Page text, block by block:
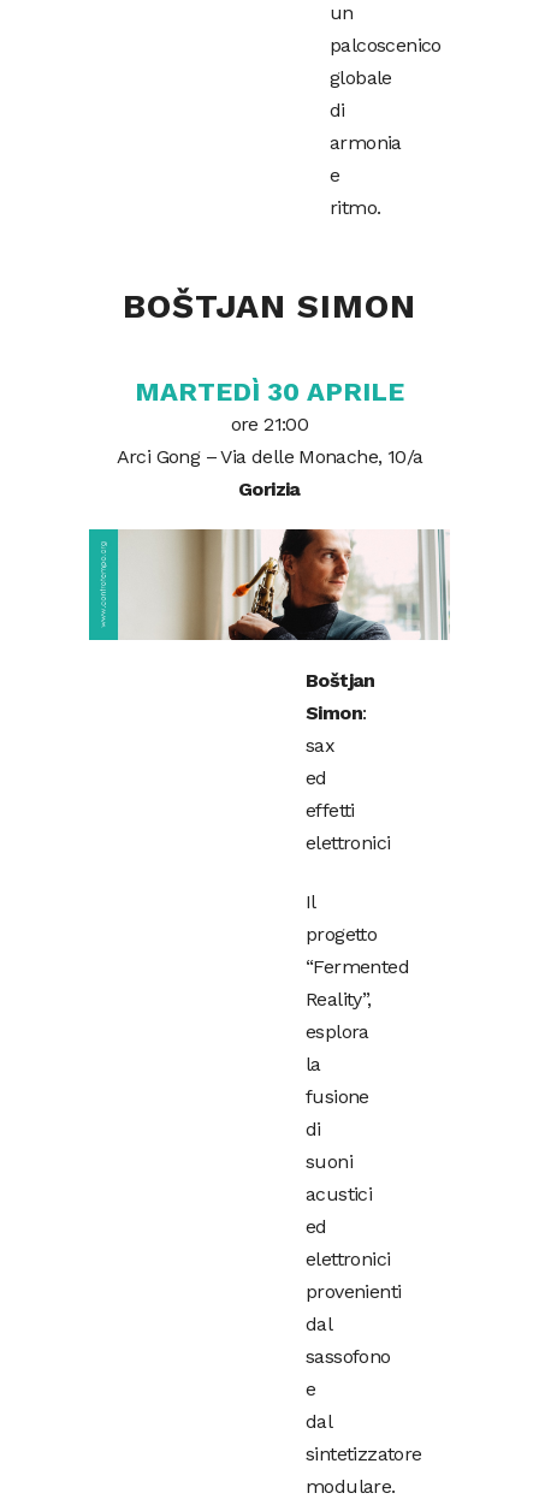
un
palcoscenico
globale
di
armonia
e
ritmo.
BOŠTJAN SIMON
MARTEDÌ 30 APRILE
ore 21:00
Arci Gong – Via delle Monache, 10/a
Gorizia
Boštjan
Simon:
sax
ed
effetti
elettronici
Il
progetto
“Fermented
Reality”,
esplora
la
fusione
di
suoni
acustici
ed
elettronici
provenienti
dal
sassofono
e
dal
sintetizzatore
modulare.